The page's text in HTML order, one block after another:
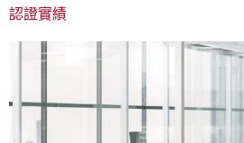
認證實績